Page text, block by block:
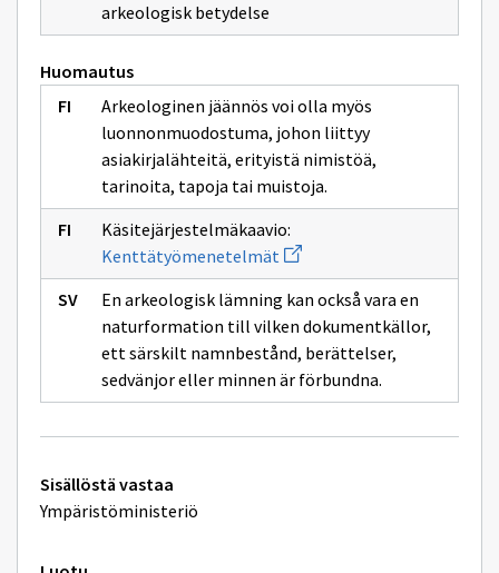
arkeologisk betydelse
Huomautus
Arkeologinen jäännös voi olla myös
luonnonmuodostuma, johon liittyy
asiakirjalähteitä, erityistä nimistöä,
tarinoita, tapoja tai muistoja.
Käsitejärjestelmäkaavio:
Kenttätyömenetelmät Avaa
uuden
ikkunan
sivulle
Kenttätyömenetelmät
En arkeologisk lämning kan också vara en
naturformation till vilken dokumentkällor,
ett särskilt namnbestånd, berättelser,
sedvänjor eller minnen är förbundna.
Tekniset
lisätiedot
Sisällöstä vastaa
Ympäristöministeriö